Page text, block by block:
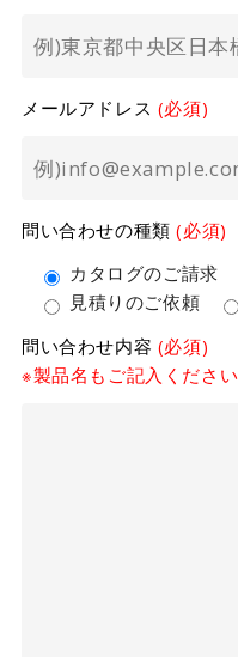
メールアドレス (必須)
問い合わせの種類(必須)
カタログのご請求
見積りのご依頼
問い合わせ内容 (必須)
※製品名もご記入ください